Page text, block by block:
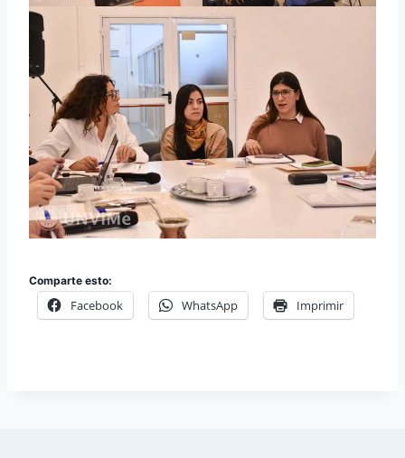
Comparte esto:
Facebook WhatsApp Imprimir